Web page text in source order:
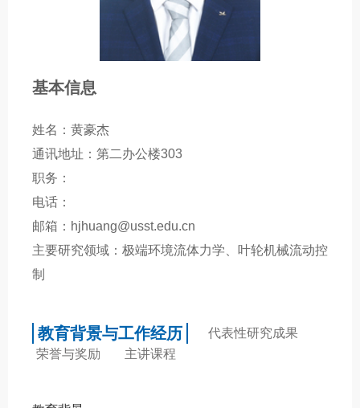
基本信息
姓名：黄豪杰
通讯地址：第二办公楼303
职务：
电话：
邮箱：hjhuang@usst.edu.cn
主要研究领域：极端环境流体力学、叶轮机械流动控
制
教育背景与工作经历
代表性研究成果
荣誉与奖励
主讲课程